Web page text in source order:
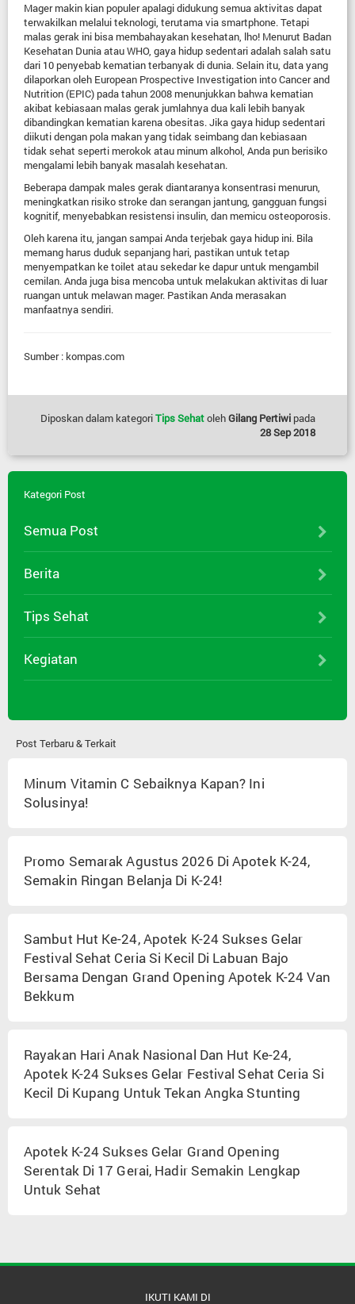
Mager makin kian populer apalagi didukung semua aktivitas dapat
terwakilkan melalui teknologi, terutama via smartphone. Tetapi
malas gerak ini bisa membahayakan kesehatan, lho! Menurut Badan
Kesehatan Dunia atau WHO, gaya hidup sedentari adalah salah satu
dari 10 penyebab kematian terbanyak di dunia. Selain itu, data yang
dilaporkan oleh European Prospective Investigation into Cancer and
Nutrition (EPIC) pada tahun 2008 menunjukkan bahwa kematian
akibat kebiasaan malas gerak jumlahnya dua kali lebih banyak
dibandingkan kematian karena obesitas. Jika gaya hidup sedentari
diikuti dengan pola makan yang tidak seimbang dan kebiasaan
tidak sehat seperti merokok atau minum alkohol, Anda pun berisiko
mengalami lebih banyak masalah kesehatan.
Beberapa dampak males gerak diantaranya konsentrasi menurun,
meningkatkan risiko stroke dan serangan jantung, gangguan fungsi
kognitif, menyebabkan resistensi insulin, dan memicu osteoporosis.
Oleh karena itu, jangan sampai Anda terjebak gaya hidup ini. Bila
memang harus duduk sepanjang hari, pastikan untuk tetap
menyempatkan ke toilet atau sekedar ke dapur untuk mengambil
cemilan. Anda juga bisa mencoba untuk melakukan aktivitas di luar
ruangan untuk melawan mager. Pastikan Anda merasakan
manfaatnya sendiri.
Sumber : kompas.com
Diposkan dalam kategoriTips SehatolehGilang Pertiwi pada
28 Sep 2018
Kategori Post
Semua Post
Berita
Tips Sehat
Kegiatan
Post Terbaru & Terkait
Minum Vitamin C Sebaiknya Kapan? Ini
Solusinya!
Promo Semarak Agustus 2026 Di Apotek K-24,
Semakin Ringan Belanja Di K-24!
Sambut Hut Ke-24, Apotek K-24 Sukses Gelar
Festival Sehat Ceria Si Kecil Di Labuan Bajo
Bersama Dengan Grand Opening Apotek K-24 Van
Bekkum
Rayakan Hari Anak Nasional Dan Hut Ke-24,
Apotek K-24 Sukses Gelar Festival Sehat Ceria Si
Kecil Di Kupang Untuk Tekan Angka Stunting
Apotek K-24 Sukses Gelar Grand Opening
Serentak Di 17 Gerai, Hadir Semakin Lengkap
Untuk Sehat
IKUTI KAMI DI